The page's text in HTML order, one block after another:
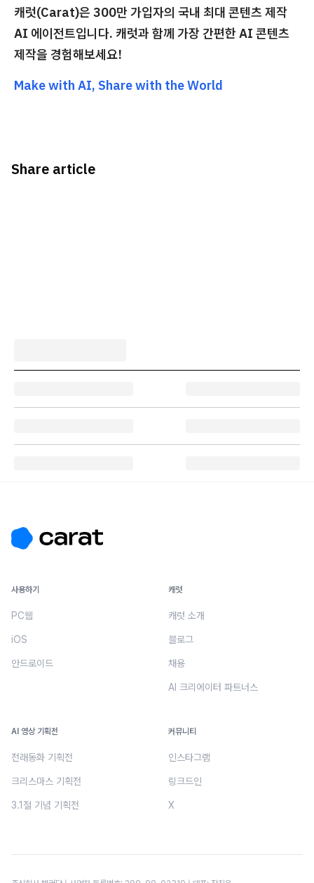
캐럿(Carat)은 300만 가입자의 국내 최대 콘텐츠 제작
AI 에이전트입니다. 캐럿과 함께 가장 간편한 AI 콘텐츠
제작을 경험해보세요!
Make with AI, Share with the World
Share article
사용하기
PC웹
iOS
안드로이드
캐럿
캐럿 소개
블로그
채용
AI 크리에이터 파트너스
AI 영상 기획전
전래동화 기획전
크리스마스 기획전
3.1절 기념 기획전
커뮤니티
인스타그램
링크드인
X